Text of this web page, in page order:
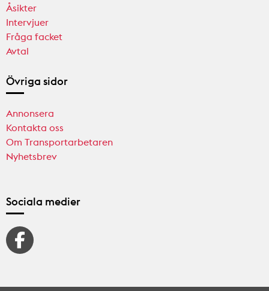
Åsikter
Intervjuer
Fråga facket
Avtal
Övriga sidor
Annonsera
Kontakta oss
Om Transportarbetaren
Nyhetsbrev
Sociala medier